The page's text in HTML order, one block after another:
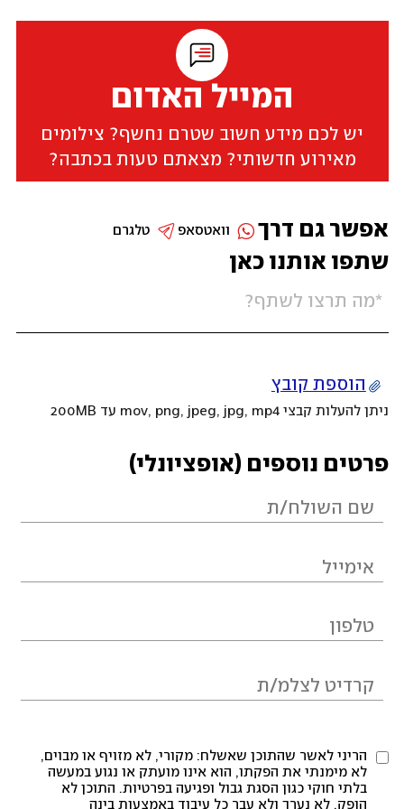
המייל האדום
יש לכם מידע חשוב שטרם נחשף? צילומים
מאירוע חדשותי? מצאתם טעות בכתבה?
שתפו אותנו כאן
הוספת קובץ
ניתן להעלות קבצי mov, png, jpeg, jpg, mp4 עד 200MB
פרטים נוספים (אופציונלי)
הריני לאשר שהתוכן שאשלח: מקורי, לא מזויף או מבוים,
לא מימנתי את הפקתו, הוא אינו מועתק או נגוע במעשה
בלתי חוקי כגון הסגת גבול ופגיעה בפרטיות. התוכן לא
הופק, לא נערך ולא עבר כל עיבוד באמצעות בינה
אפשר גם דרך טלגרם וואטסאפ